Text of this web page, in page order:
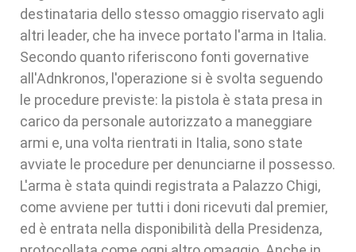
destinataria dello stesso omaggio riservato agli
altri leader, che ha invece portato l'arma in Italia.
Secondo quanto riferiscono fonti governative
all'Adnkronos, l'operazione si è svolta seguendo
le procedure previste: la pistola è stata presa in
carico da personale autorizzato a maneggiare
armi e, una volta rientrati in Italia, sono state
avviate le procedure per denunciarne il possesso.
L'arma è stata quindi registrata a Palazzo Chigi,
come avviene per tutti i doni ricevuti dal premier,
ed è entrata nella disponibilità della Presidenza,